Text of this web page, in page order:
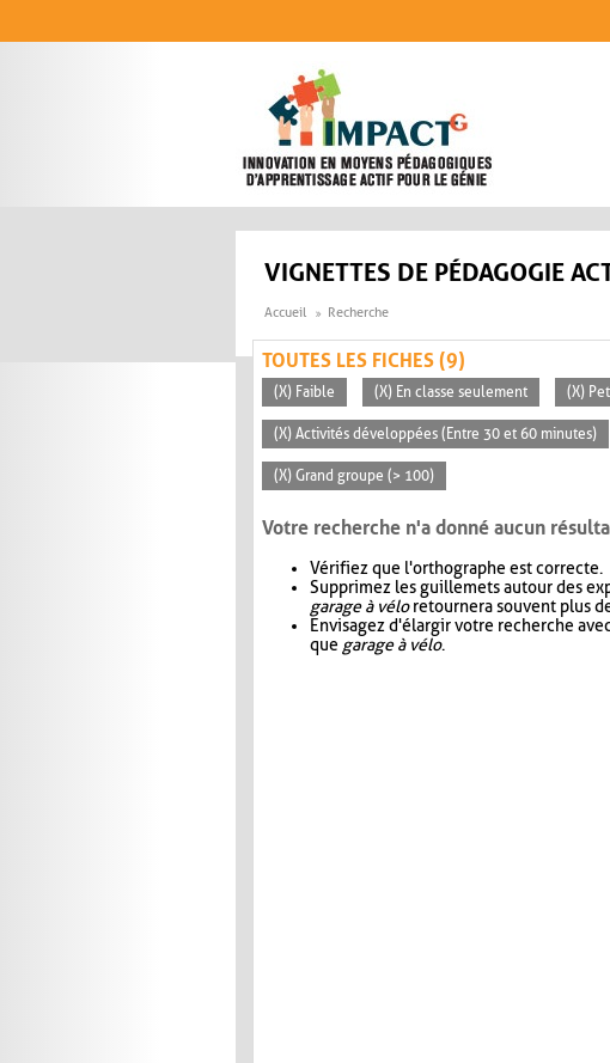
VIGNETTES DE PÉDAGOGIE
Accueil Recherche
TOUTES LES FICHES (9)
(X) Faible (X) En classe seulement (X)
(X) Activités développées (Entre 30 et 60 minutes)
(X) Grand groupe (> 100)
Votre recherche n'a donné aucun
Vérifiez que l'orthographe est correcte.
Supprimez les guillemets autour des
garage à véloretournera souvent plus
Envisagez d'élargir votre recherche
que garage à vélo.